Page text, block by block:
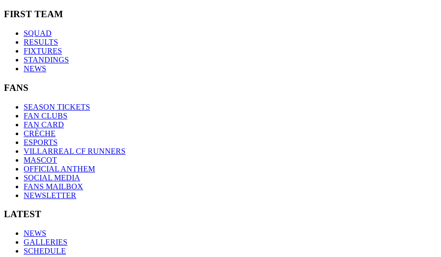
FIRST TEAM
SQUAD
RESULTS
FIXTURES
STANDINGS
NEWS
FANS
SEASON TICKETS
FAN CLUBS
FAN CARD
CRÈCHE
ESPORTS
VILLARREAL CF RUNNERS
MASCOT
OFFICIAL ANTHEM
SOCIAL MEDIA
FANS MAILBOX
NEWSLETTER
LATEST
NEWS
GALLERIES
SCHEDULE